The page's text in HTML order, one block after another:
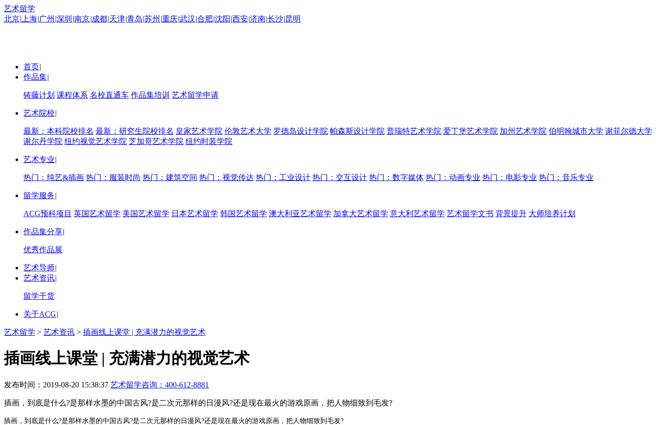
艺术留学
北京| 上海|广州 |深圳 |南京|成都|天津|青岛|苏州 |重庆|武汉 |合肥|沈阳 |西安|济南|长沙|昆明
首页|
作品集|
铸藤计划 课程体系 名校直通车 作品集培训 艺术留学申请
艺术院校|
最新：本科院校排名 最新：研究生院校排名 皇家艺术学院 伦敦艺术大学 罗德岛设计学院 帕森斯设计学院 普瑞特艺术学院 爱丁堡艺术学院 加州艺术学院 伯明翰城市大学 谢菲尔德大学
谢尔丹学院 纽约视觉艺术学院 芝加哥艺术学院 纽约时装学院
艺术专业|
热门：纯艺&插画 热门：服装时尚 热门：建筑空间 热门：视觉传达 热门：工业设计 热门：交互设计 热门：数字媒体 热门：动画专业 热门：电影专业 热门：音乐专业
留学服务|
ACG预科项目 英国艺术留学 美国艺术留学 日本艺术留学 韩国艺术留学 澳大利亚艺术留学 加拿大艺术留学 意大利艺术留学 艺术留学文书 背景提升 大师培养计划
作品集分享|
优秀作品展
艺术导师|
艺术资讯|
留学干货
关于ACG|
艺术留学 > 艺术资讯 > 插画线上课堂 | 充满潜力的视觉艺术
插画线上课堂 | 充满潜力的视觉艺术
发布时间：2019-08-20 15:38:37 艺术留学咨询： 400-612-8881
插画，到底是什么?是那样水墨的中国古风?是二次元那样的日漫风?还是现在最火的游戏原画，把人物细致到毛发?
插画，到底是什么?是那样水墨的中国古风?是二次元那样的日漫风?还是现在最火的游戏原画，把人物细致到毛发?